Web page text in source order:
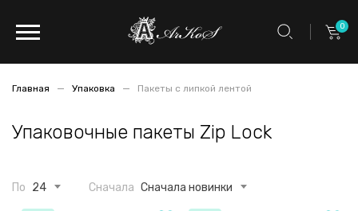
0
Главная Упаковка Пакеты с липкой лентой
Упаковочные пакеты Zip Lock
По 24 Сначала Сначала новинки